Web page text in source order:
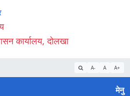
कार्यालय, दोलखा
A- A A+
मेनु